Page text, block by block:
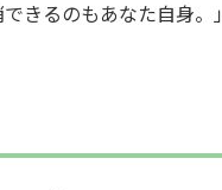
きるのもあなた自身。」